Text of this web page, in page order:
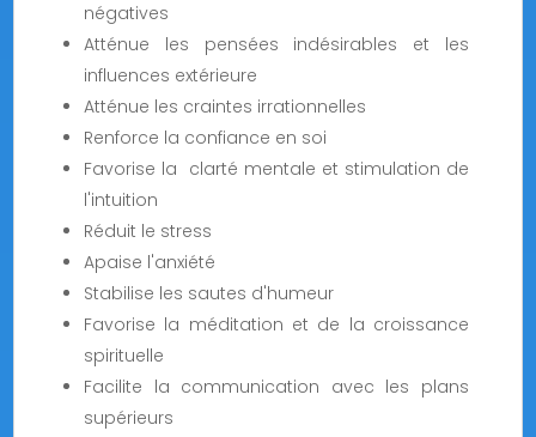
négatives
Atténue les pensées indésirables et les
influences extérieure
Atténue les craintes irrationnelles
Renforce la confiance en soi
Favorise la clarté mentale et stimulation de
l'intuition
Réduit le stress
Apaise l'anxiété
Stabilise les sautes d'humeur
Favorise la méditation et de la croissance
spirituelle
Facilite la communication avec les plans
supérieurs